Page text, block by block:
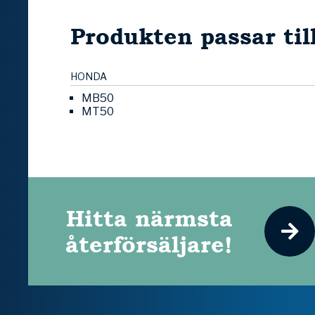
Produkten passar
HONDA
MB50
MT50
Hitta närmsta
återförsäljare!